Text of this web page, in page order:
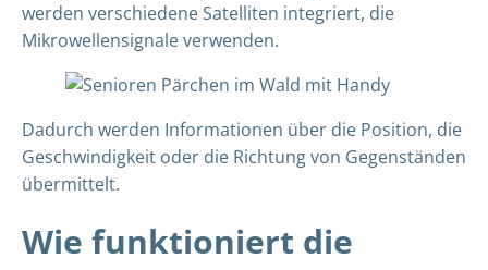
werden verschiedene Satelliten integriert, die
Mikrowellensignale verwenden.
Dadurch werden Informationen über die Position, die
Geschwindigkeit oder die Richtung von Gegenständen
übermittelt.
Wie funktioniert die